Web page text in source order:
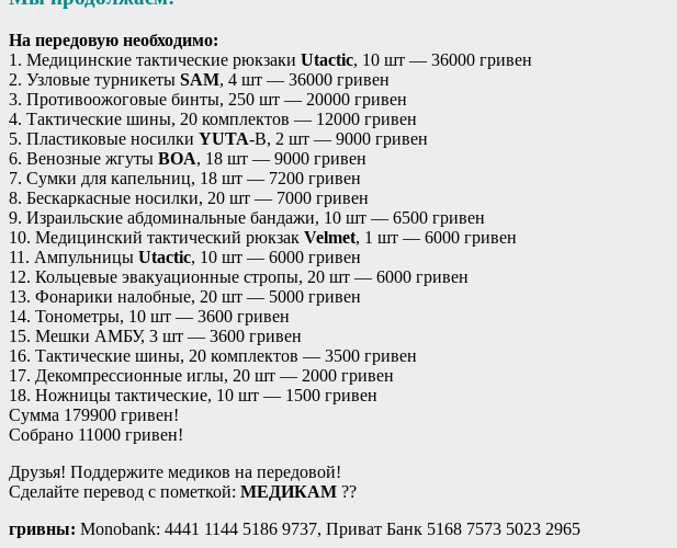
На передовую необходимо:
1. Медицинские тактические рюкзаки Utactic, 10 шт — 36000 гривен
2. Узловые турникеты SAM, 4 шт — 36000 гривен
3. Противоожоговые бинты, 250 шт — 20000 гривен
4. Тактические шины, 20 комплектов — 12000 гривен
5. Пластиковые носилки YUTA-B, 2 шт — 9000 гривен
6. Венозные жгуты BOA, 18 шт — 9000 гривен
7. Сумки для капельниц, 18 шт — 7200 гривен
8. Бескаркасные носилки, 20 шт — 7000 гривен
9. Израильские абдоминальные бандажи, 10 шт — 6500 гривен
10. Медицинский тактический рюкзак Velmet, 1 шт — 6000 гривен
11. Ампульницы Utactic, 10 шт — 6000 гривен
12. Кольцевые эвакуационные стропы, 20 шт — 6000 гривен
13. Фонарики налобные, 20 шт — 5000 гривен
14. Тонометры, 10 шт — 3600 гривен
15. Мешки АМБУ, 3 шт — 3600 гривен
16. Тактические шины, 20 комплектов — 3500 гривен
17. Декомпрессионные иглы, 20 шт — 2000 гривен
18. Ножницы тактические, 10 шт — 1500 гривен
Сумма 179900 гривен!
Собрано 11000 гривен!
Друзья! Поддержите медиков на передовой!
Сделайте перевод с пометкой: МЕДИКАМ ??
гривны: Monobank: 4441 1144 5186 9737, Приват Банк 5168 7573 5023 2965